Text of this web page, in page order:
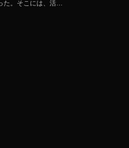
た。そこには、活…